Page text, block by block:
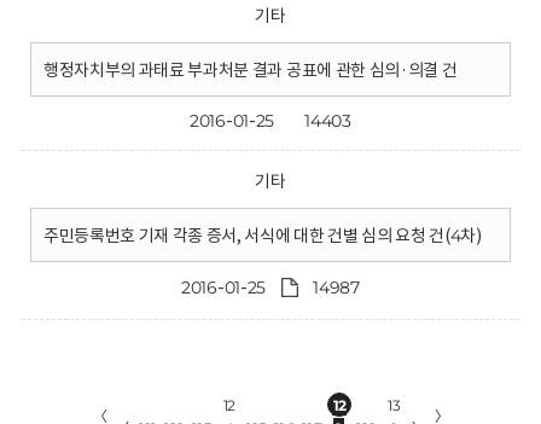
기타
행정자치부의 과태료 부과처분 결과 공표에 관한 심의·의결 건
2016-01-25 14403
기타
주민등록번호 기재 각종 증서, 서식에 대한 건별 심의 요청 건(4차)
2016-01-25 14987
〈
12
12
13
〉